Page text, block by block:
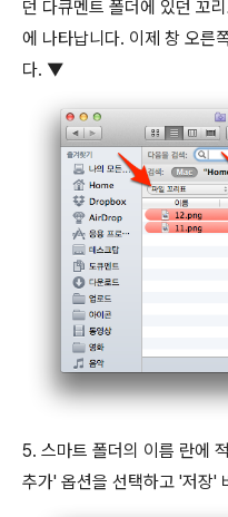
던 다큐멘트 폴더에 있던 꼬
에 나타납니다. 이제 창 오른
다. ▼
5. 스마트 폴더의 이름 란에
추가' 옵션을 선택하고 '저장